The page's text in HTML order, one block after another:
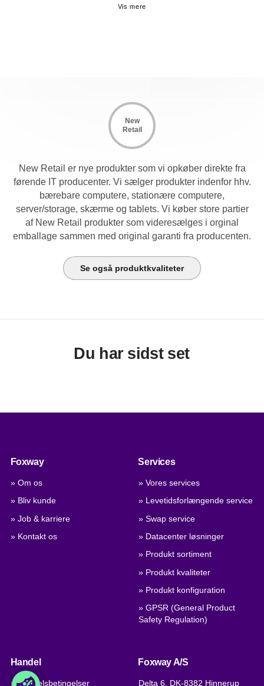
New
Retail
New Retail er nye produkter som vi opkøber direkte fra
førende IT producenter. Vi sælger produkter indenfor hhv.
bærebare computere, stationære computere,
server/storage, skærme og tablets. Vi køber store partier
af New Retail produkter som videresælges i orginal
emballage sammen med original garanti fra producenten.
Se også produktkvaliteter
Du har sidst set
Foxway
» Om os
» Bliv kunde
» Job & karriere
» Kontakt os
Services
» Vores services
» Levetidsforlængende service
» Swap service
» Datacenter løsninger
» Produkt sortiment
» Produkt kvaliteter
» Produkt konfiguration
» GPSR (General Product
Safety Regulation)
Handel
» Handelsbetingelser
Foxway A/S
Delta 6, DK-8382 Hinnerup